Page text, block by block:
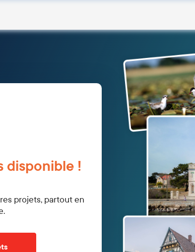
disponible !
projets, partout en